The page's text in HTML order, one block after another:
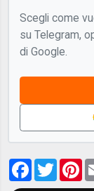
Scegli come
su Telegram,
di Google.
Facebook